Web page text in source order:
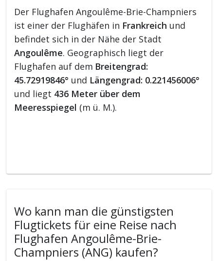
Der Flughafen Angoulême-Brie-Champniers
ist einer der Flughäfen in Frankreich und
befindet sich in der Nähe der Stadt
Angoulême. Geographisch liegt der
Flughafen auf dem Breitengrad:
45.72919846° und Längengrad: 0.221456006°
und liegt 436 Meter über dem
Meeresspiegel (m ü. M.).
Wo kann man die günstigsten
Flugtickets für eine Reise nach
Flughafen Angoulême-Brie-
Champniers (ANG) kaufen?